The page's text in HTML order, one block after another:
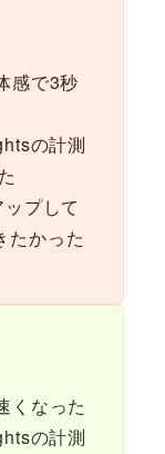
感で3秒
の計測
プして
たかった
くなった
の計測